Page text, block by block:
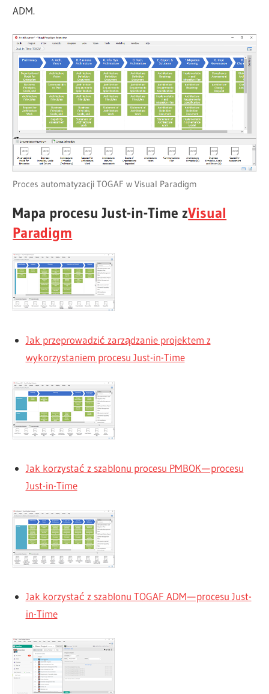
ADM.
Proces automatyzacji TOGAF w Visual Paradigm
Mapa procesu Just-in-Time zVisual
Paradigm
Jak przeprowadzić zarządzanie projektem z
wykorzystaniem procesu Just-in-Time
Jak korzystać z szablonu procesu PMBOK — procesu
Just-in-Time
Jak korzystać z szablonu TOGAF ADM — procesu Just-
in-Time